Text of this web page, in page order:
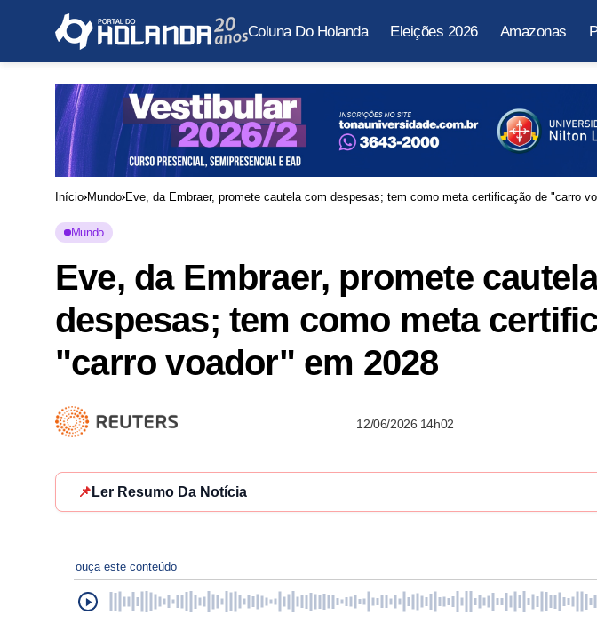
Coluna Do Holanda Eleições 2026 Amazonas
Início Mundo Eve, da Embraer, promete cautela com despesas; tem como meta certificação de "carro
Mundo
Eve, da Embraer, promete
despesas; tem como meta
"carro voador" em 2028
12/06/2026 14h02
📌 Ler Resumo Da Notícia
ouça este conteúdo